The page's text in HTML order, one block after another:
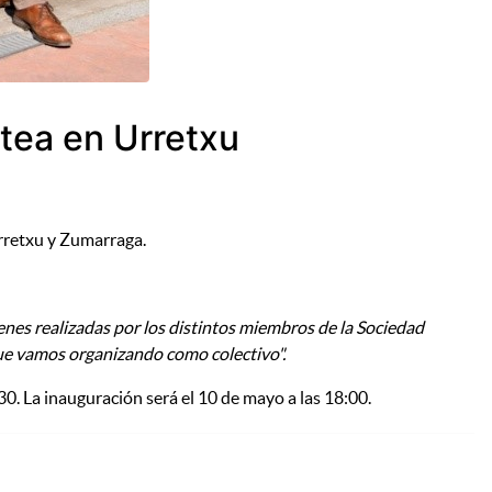
en Urretxu
y Zumarraga.
realizadas por los distintos miembros de la Sociedad
vamos organizando como colectivo".
La inauguración será el 10 de mayo a las 18:00.